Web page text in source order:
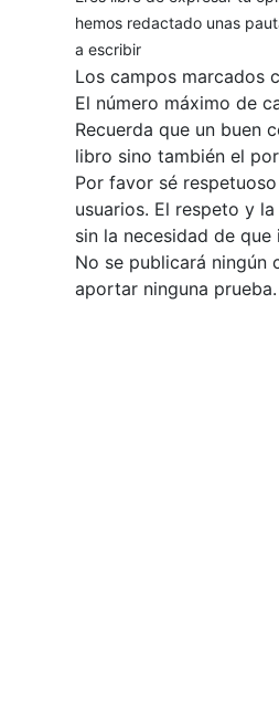
hemos redactado unas
a escribir
Los campos marcados
El número máximo de
Recuerda que un buen
libro sino también el
Por favor sé
usuarios. El respeto y
sin la necesidad de
No se publicará ningún
aportar ninguna prueba.